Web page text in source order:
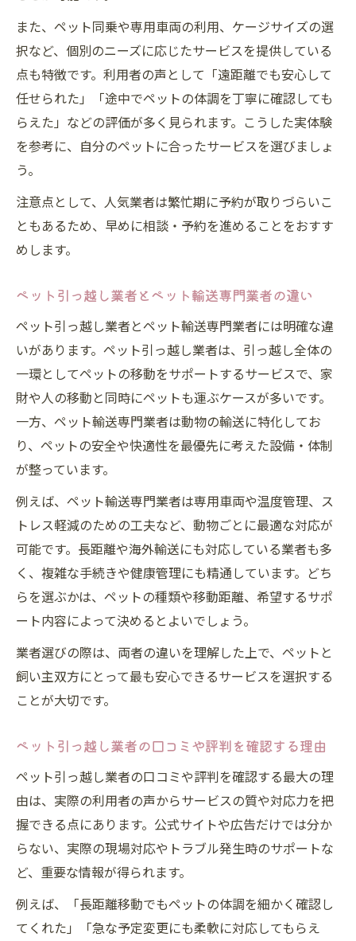
また、ペット同乗や専用車両の利用、ケージサイズの選
択など、個別のニーズに応じたサービスを提供している
点も特徴です。利用者の声として「遠距離でも安心して
任せられた」「途中でペットの体調を丁寧に確認しても
らえた」などの評価が多く見られます。こうした実体験
を参考に、自分のペットに合ったサービスを選びましょ
う。
注意点として、人気業者は繁忙期に予約が取りづらいこ
ともあるため、早めに相談・予約を進めることをおすす
めします。
ペット引っ越し業者とペット輸送専門業者の違い
ペット引っ越し業者とペット輸送専門業者には明確な違
いがあります。ペット引っ越し業者は、引っ越し全体の
一環としてペットの移動をサポートするサービスで、家
財や人の移動と同時にペットも運ぶケースが多いです。
一方、ペット輸送専門業者は動物の輸送に特化してお
り、ペットの安全や快適性を最優先に考えた設備・体制
が整っています。
例えば、ペット輸送専門業者は専用車両や温度管理、ス
トレス軽減のための工夫など、動物ごとに最適な対応が
可能です。長距離や海外輸送にも対応している業者も多
く、複雑な手続きや健康管理にも精通しています。どち
らを選ぶかは、ペットの種類や移動距離、希望するサポ
ート内容によって決めるとよいでしょう。
業者選びの際は、両者の違いを理解した上で、ペットと
飼い主双方にとって最も安心できるサービスを選択する
ことが大切です。
ペット引っ越し業者の口コミや評判を確認する理由
ペット引っ越し業者の口コミや評判を確認する最大の理
由は、実際の利用者の声からサービスの質や対応力を把
握できる点にあります。公式サイトや広告だけでは分か
らない、実際の現場対応やトラブル発生時のサポートな
ど、重要な情報が得られます。
例えば、「長距離移動でもペットの体調を細かく確認し
てくれた」「急な予定変更にも柔軟に対応してもらえ